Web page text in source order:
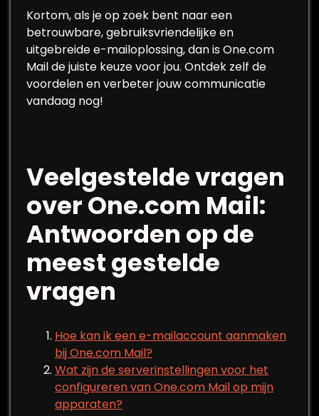
Kortom, als je op zoek bent naar een
betrouwbare, gebruiksvriendelijke en
uitgebreide e-mailoplossing, dan is One.com
Mail de juiste keuze voor jou. Ontdek zelf de
voordelen en verbeter jouw communicatie
vandaag nog!
Veelgestelde vragen
over One.com Mail:
Antwoorden op de
meest gestelde
vragen
Hoe kan ik een e-mailaccount aanmaken
bij One.com Mail?
Wat zijn de serverinstellingen voor het
configureren van One.com Mail op mijn
apparaten?